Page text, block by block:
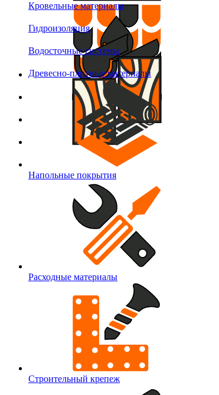
Кровельные материалы
Гидроизоляция
Водосточные системы
Древесно-плитные материалы
Напольные покрытия
Расходные материалы
Строительный крепеж